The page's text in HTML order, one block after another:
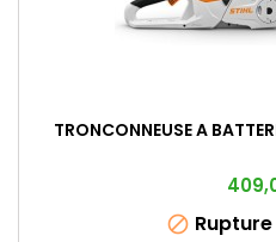
TRONCONNEUSE A
Prix
